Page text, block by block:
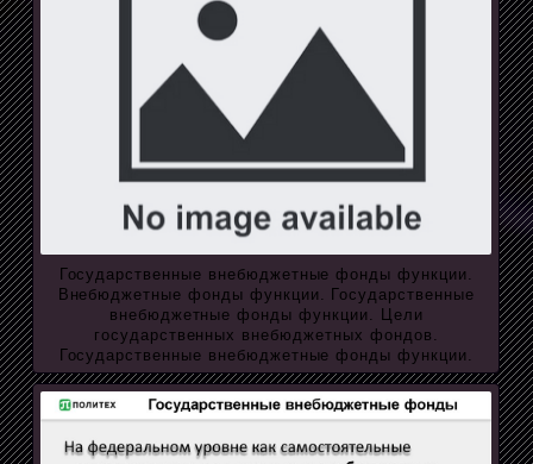
Государственные внебюджетные фонды функции.
Внебюджетные фонды функции. Государственные
внебюджетные фонды функции. Цели
государственных внебюджетных фондов.
Государственные внебюджетные фонды функции.